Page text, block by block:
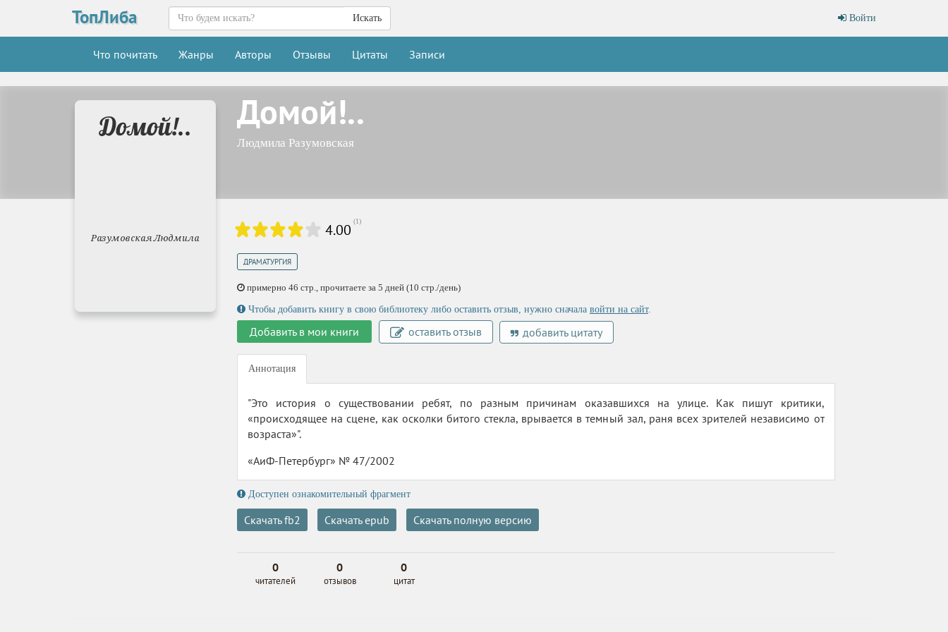
ТопЛиба Войти
Искать
Что почитать Жанры Авторы Отзывы Цитаты Записи
Домой!..
Людмила Разумовская
4.00 (1)
ДРАМАТУРГИЯ
примерно 46 стр., прочитаете за 5 дней (10 стр./день)
Чтобы добавить книгу в свою библиотеку либо оставить отзыв, нужно сначала войти на сайт.
Добавить в мои книги оставить отзыв добавить цитату
Аннотация
"Это история о существовании ребят, по разным причинам оказавшихся на улице. Как пишут критики,
«происходящее на сцене, как осколки битого стекла, врывается в темный зал, раня всех зрителей независимо от
возраста»".
«АиФ-Петербург» № 47/2002
Доступен ознакомительный фрагмент
Скачать fb2 Скачать epub Скачать полную версию
0
читателей
0
отзывов
0
цитат